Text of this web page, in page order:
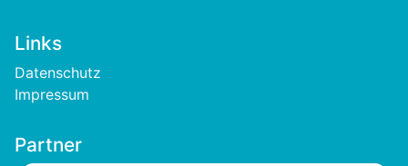
Links
Footer
Datenschutz
Impressum
Partner